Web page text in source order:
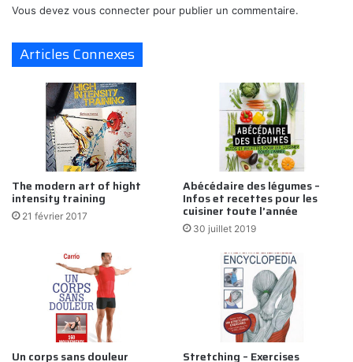
Vous devez vous connecter pour publier un commentaire.
Articles Connexes
The modern art of hight
intensity training
21 février 2017
Abécédaire des légumes –
Infos et recettes pour les
cuisiner toute l’année
30 juillet 2019
Un corps sans douleur Stretching – Exercises